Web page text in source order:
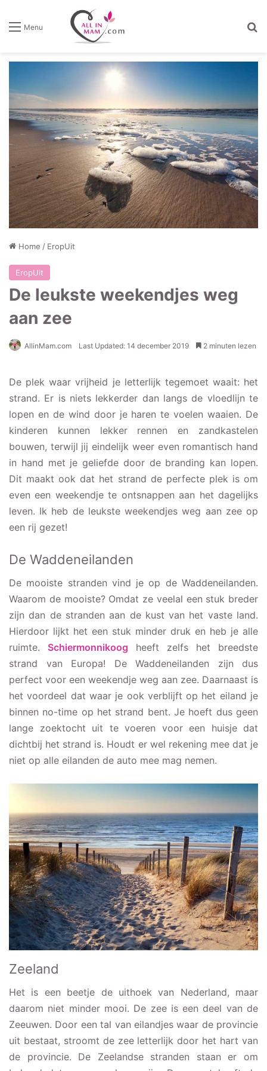
Menu
Home / EropUit
EropUit
De leukste weekendjes weg
aan zee
AllinMam.com Last Updated: 14 december 2019 2 minuten lezen
De plek waar vrijheid je letterlijk tegemoet waait: het
strand. Er is niets lekkerder dan langs de vloedlijn te
lopen en de wind door je haren te voelen waaien. De
kinderen kunnen lekker rennen en zandkastelen
bouwen, terwijl jij eindelijk weer even romantisch hand
in hand met je geliefde door de branding kan lopen.
Dit maakt ook dat het strand de perfecte plek is om
even een weekendje te ontsnappen aan het dagelijks
leven. Ik heb de leukste weekendjes weg aan zee op
een rij gezet!
De Waddeneilanden
De mooiste stranden vind je op de Waddeneilanden.
Waarom de mooiste? Omdat ze veelal een stuk breder
zijn dan de stranden aan de kust van het vaste land.
Hierdoor lijkt het een stuk minder druk en heb je alle
ruimte. Schiermonnikoog heeft zelfs het breedste
strand van Europa! De Waddeneilanden zijn dus
perfect voor een weekendje weg aan zee. Daarnaast is
het voordeel dat waar je ook verblijft op het eiland je
binnen no-time op het strand bent. Je hoeft dus geen
lange zoektocht uit te voeren voor een huisje dat
dichtbij het strand is. Houdt er wel rekening mee dat je
niet op alle eilanden de auto mee mag nemen.
Zeeland
Het is een beetje de uithoek van Nederland, maar
daarom niet minder mooi. De zee is een deel van de
Zeeuwen. Door een tal van eilandjes waar de provincie
uit bestaat, stroomt de zee letterlijk door het hart van
de provincie. De Zeelandse stranden staan er om